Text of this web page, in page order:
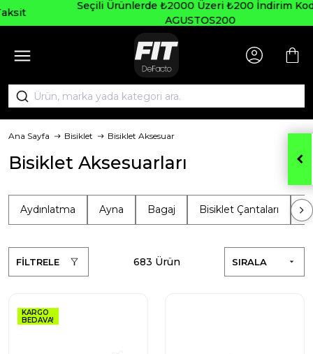
Seçili Ürünlerde ₺2000 Üzeri ₺200 İndirim Kodu:
AGUSTOS200
Ana Sayfa Bisiklet Bisiklet Aksesuar
Bisiklet Aksesuarları
Aydınlatma Ayna Bagaj Bisiklet Çantaları
FİLTRELE SIRALA
683 Ürün
KARGO
BEDAVA!